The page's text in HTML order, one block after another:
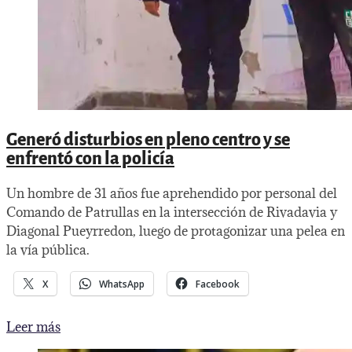
Generó disturbios en pleno centro y se
enfrentó con la policía
Un hombre de 31 años fue aprehendido por personal del
Comando de Patrullas en la intersección de Rivadavia y
Diagonal Pueyrredon, luego de protagonizar una pelea en
la vía pública.
X WhatsApp Facebook
Leer másGeneró